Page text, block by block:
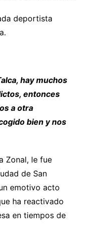
deportista
hay muchos
entonces
a otra
bien y nos
Zonal, le fue
de San
emotivo acto
ha reactivado
en tiempos de